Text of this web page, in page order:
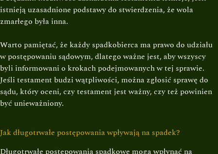
istnieją uzasadnione podstawy do stwierdzenia, że wola
zmarłego była inna.
Warto pamiętać, że każdy spadkobierca ma prawo do udziału
w postępowaniu sądowym, dlatego ważne jest, aby wszyscy
byli informowani o krokach podejmowanych w tej sprawie.
Jeśli testament budzi wątpliwości, można zgłosić sprawę do
sądu, który oceni, czy testament jest ważny, czy też powinien
być unieważniony.
Jak długotrwałe postępowania wpływają na spadek?
Długotrwałe postępowania spadkowe mogą wpłynąć na